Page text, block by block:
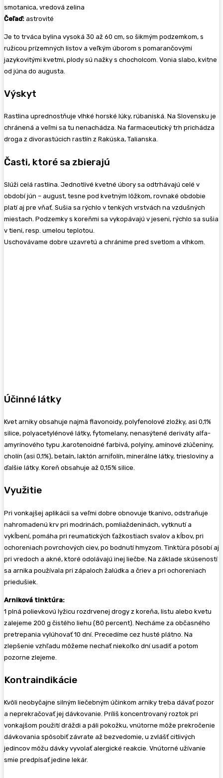
smotanica, vredová zelina
Čeľaď: astrovité
Je to trváca bylina vysoká 30 až 60 cm, so šikmým podzemkom, s
ružicou prízemných listov a veľkým úborom s pomarančovými
jazykovitými kvetmi, plody sú nažky s chocholcom. Vonia slabo, kvitne
od júna do augusta.
Výskyt
Rastlina uprednostňuje vlhké horské lúky, rúbaniská. Na Slovensku je
chránená a veľmi sa tu nenachádza. Na farmaceutický trh prichádza
droga z divorastúcich rastlín z Rakúska, Talianska.
Časti, ktoré sa zbierajú
Slúži celá rastlina. Jednotlivé kvetné úbory sa odtrhávajú celé v
období jún – august, tesne pod kvetným lôžkom, rovnaké obdobie
platí aj pre vňať. Sušia sa rýchlo v tenkých vrstvách na vzdušných
miestach. Podzemky s koreňmi sa vykopávajú v jeseni, rýchlo sa sušia
v tieni, resp. umelou teplotou.
Uschovávame dobre uzavretú a chránime pred svetlom a vlhkom.
Účinné látky
Kvet arniky obsahuje najmä flavonoidy, polyfenolové zložky, asi 0,1%
silice, polyacetylénové látky, fytomelany, nenasýtené deriváty alfa-
amyrínového typu ,karotenoidné farbivá, polyíny, amínové zlúčeniny,
cholín (asi 0,1%), betaín, laktón arnifolín, minerálne látky, triesloviny a
ďalšie látky. Koreň obsahuje až 0,15% silice.
Využitie
Pri vonkajšej aplikácii sa veľmi dobre obnovuje tkanivo, odstraňuje
nahromadenú krv pri modrinách, pomliaždeninách, vytknutí a
vykĺbení, pomáha pri reumatických ťažkostiach svalov a kĺbov, pri
ochoreniach povrchových ciev, po bodnutí hmyzom. Tinktúra pôsobí aj
pri vredoch a akné, ktoré odolávajú inej liečbe. Na základe skúseností
sa arnika používala pri zápaloch žalúdka a čriev a pri ochoreniach
priedušiek.
Arniková tinktúra:
1 plná polievkovú lyžicu rozdrvenej drogy z koreňa, listu alebo kvetu
zalejeme 200 g čistého liehu (80 percent). Necháme za občasného
pretrepania vylúhovať 10 dní. Precedíme cez husté plátno. Na
zlepšenie vzhľadu môžeme nechať niekoľko dní usadiť a potom
pozorne zlejeme.
Kontraindikácie
Kvôli neobyčajne silným liečebným účinkom arniky treba dávať pozor
a neprekračovať jej dávkovanie. Príliš koncentrovaný roztok pri
vonkajšom použití dráždi a páli pokožku, vnútorne môže prekročenie
dávkovania spôsobiť závrate až bezvedomie, u zvlášť citlivých
jedincov môžu dávky vyvolať alergické reakcie. Vnútorné užívanie
smie predpísať jedine lekár.